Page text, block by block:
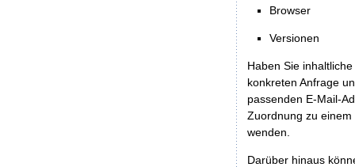
Browser
Versionen
Haben Sie
konkreten Anfrage
passenden E-Mail-
Zuordnung zu
wenden.
Darüber hinaus